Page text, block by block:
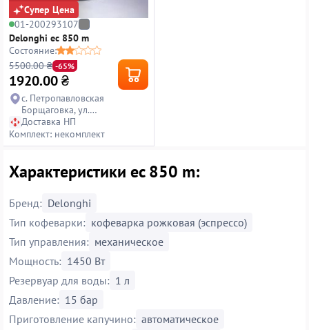
Супер Цена
01-200293107
Delonghi ec 850 m
Состояние:
5500.00 ₴ -65%
1920.00₴
с. Петропавловская
Борщаговка, ул.
Петропавловская, 14
Доставка НП
Комплект: некомплект
Характеристики ec 850 m:
Бренд: Delonghi
Тип кофеварки: кофеварка рожковая (эспрессо)
Тип управления: механическое
Мощность: 1450 Вт
Резервуар для воды: 1 л
Давление: 15 бар
Приготовление капучино: автоматическое